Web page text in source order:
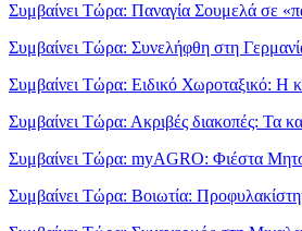
Συμβαίνει Τώρα: Παναγία Σουμελά σε
Συμβαίνει Τώρα: Συνελήφθη στη
Συμβαίνει Τώρα: Ειδικό Χωροταξικό: Η
Συμβαίνει Τώρα: Ακριβές διακοπές: Τα
Συμβαίνει Τώρα: myAGRO: Φιέστα
Συμβαίνει Τώρα: Βοιωτία: